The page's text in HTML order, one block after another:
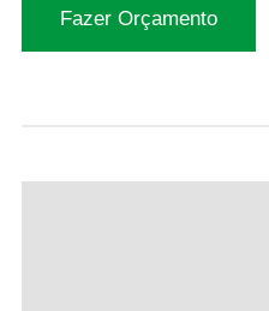
Fazer Orçamento